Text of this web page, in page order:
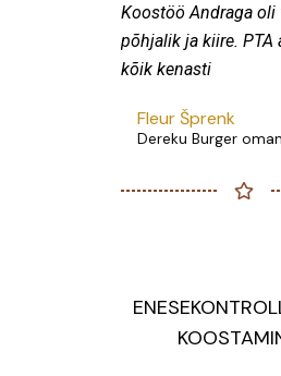
Koostöö Andraga oli
põhjalik ja kiire. PTA
kõik kenasti
Fleur Šprenk
Dereku Burger